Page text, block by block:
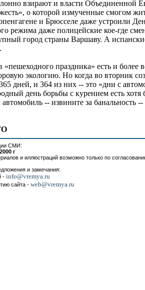
взирают и власти Объединенной
о которой измученные смогом
и Брюсселе даже устроили
режима даже полицейские кое-где
город страны Варшаву. А
праздника» есть и более
экологию. Но когда во вторник
дней, и 364 из них -- это «дни с
день борьбы с курением есть хотя
-- извините за
СМИ:
г
и иллюстраций возможно только по
и замечания:
- info@vremya.ru
сайта - web@vremya.ru